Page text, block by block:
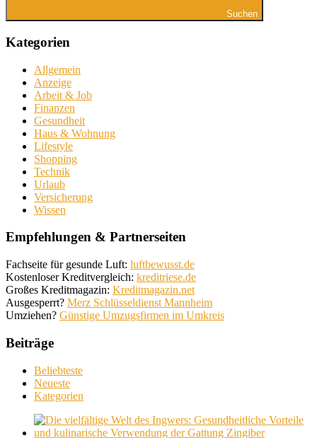
Suchen
Kategorien
Allgemein
Anzeige
Arbeit & Job
Finanzen
Gesundheit
Haus & Wohnung
Lifestyle
Shopping
Technik
Urlaub
Versicherung
Wissen
Empfehlungen & Partnerseiten
Fachseite für gesunde Luft: luftbewusst.de
Kostenloser Kreditvergleich: kreditriese.de
Großes Kreditmagazin: Kreditmagazin.net
Ausgesperrt? Merz Schlüsseldienst Mannheim
Umziehen? Günstige Umzugsfirmen im Umkreis
Beiträge
Beliebteste
Neueste
Kategorien